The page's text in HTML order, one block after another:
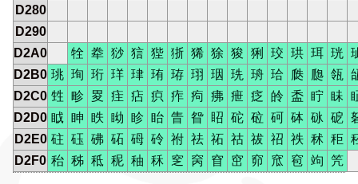
D280
D290
D2A0
牷 牶 猀 狺 狴 狾 狶 狳 狻 猁 珓 珙 珥 珖
D2B0 珧 珣 珩 珜 珒 珛 珔 珝 珚 珗 珘 珨 瓞 瓟 瓴
D2C0 甡 畛 畟 疰 痁 疻 痄 痀 疿 疶 疺 皊 盉 眝 眛
D2D0 眓 眒 眣 眑 眕 眙 眚 眢 眧 砣 砬 砢 砵 砯 砨
D2E0 砫 砡 砩 砳 砪 砱 祔 祛 祏 祜 祓 祒 祑 秫 秬
D2F0 秮 秭 秪 秜 秞 秝 窆 窉 窅 窋 窌 窊 窇 竘 笐